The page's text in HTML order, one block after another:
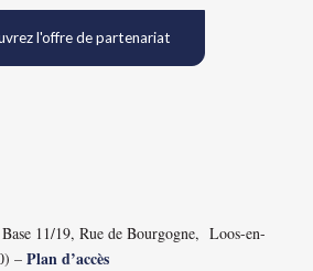
l'offre de partenariat
11/19, Rue de Bourgogne, Loos-en-
– Plan d’accès